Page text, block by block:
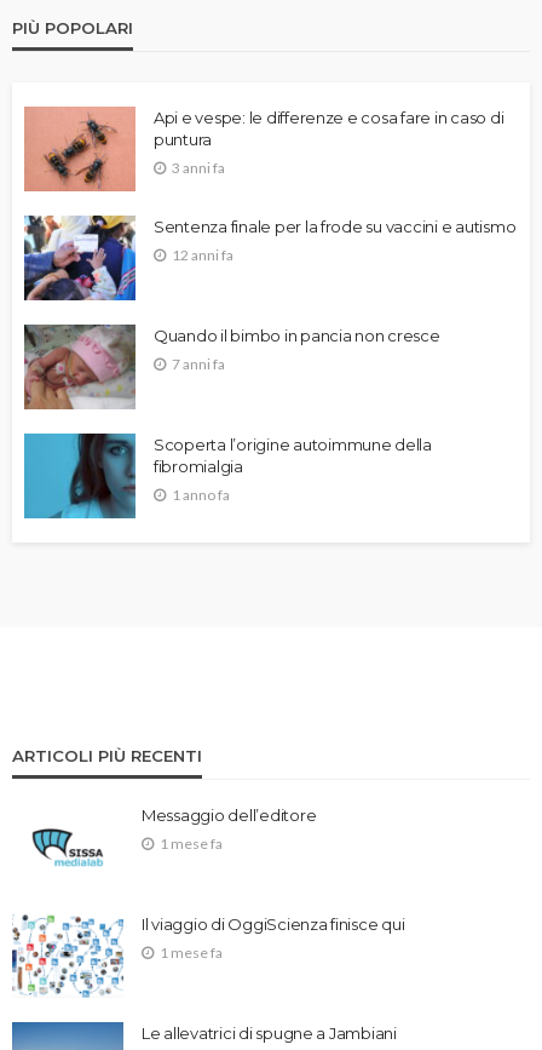
PIÙ POPOLARI
Api e vespe: le differenze e cosa fare in caso di
puntura
3 anni fa
Sentenza finale per la frode su vaccini e autismo
12 anni fa
Quando il bimbo in pancia non cresce
7 anni fa
Scoperta l’origine autoimmune della
fibromialgia
1 anno fa
ARTICOLI PIÙ RECENTI
Messaggio dell’editore
1 mese fa
Il viaggio di OggiScienza finisce qui
1 mese fa
Le allevatrici di spugne a Jambiani